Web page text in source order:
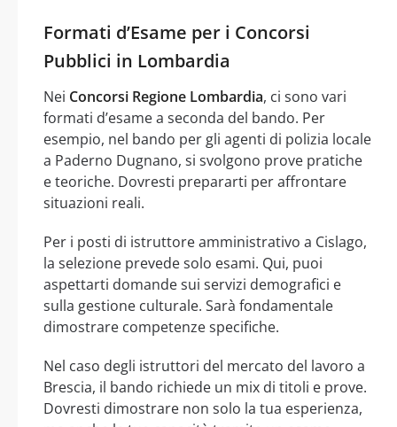
Formati d’Esame per i Concorsi
Pubblici in Lombardia
Nei Concorsi Regione Lombardia, ci sono vari
formati d’esame a seconda del bando. Per
esempio, nel bando per gli agenti di polizia locale
a Paderno Dugnano, si svolgono prove pratiche
e teoriche. Dovresti prepararti per affrontare
situazioni reali.
Per i posti di istruttore amministrativo a Cislago,
la selezione prevede solo esami. Qui, puoi
aspettarti domande sui servizi demografici e
sulla gestione culturale. Sarà fondamentale
dimostrare competenze specifiche.
Nel caso degli istruttori del mercato del lavoro a
Brescia, il bando richiede un mix di titoli e prove.
Dovresti dimostrare non solo la tua esperienza,